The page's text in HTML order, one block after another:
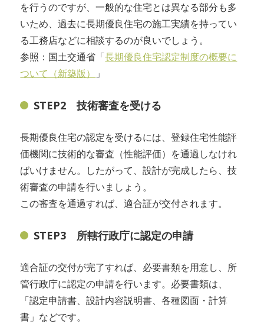
を行うのですが、一般的な住宅とは異なる部分も多
いため、過去に長期優良住宅の施工実績を持ってい
る工務店などに相談するのが良いでしょう。
参照：国土交通省「長期優良住宅認定制度の概要に
ついて（新築版）
」
STEP2 技術審査を受ける
長期優良住宅の認定を受けるには、登録住宅性能評
価機関に技術的な審査（性能評価）を通過しなけれ
ばいけません。したがって、設計が完成したら、技
術審査の申請を行いましょう。
この審査を通過すれば、適合証が交付されます。
STEP3 所轄行政庁に認定の申請
適合証の交付が完了すれば、必要書類を用意し、所
管行政庁に認定の申請を行います。必要書類は、
「認定申請書、設計内容説明書、各種図面・計算
書」などです。